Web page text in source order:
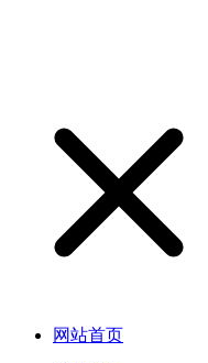
网站首页